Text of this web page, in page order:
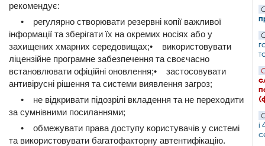
рекомендує:
• регулярно створювати резервні копії важливої
інформації та зберігати їх на окремих носіях або у
захищених хмарних середовищах;• використовувати
ліцензійне програмне забезпечення та своєчасно
встановлювати офіційні оновлення;• застосовувати
антивірусні рішення та системи виявлення загроз;
• не відкривати підозрілі вкладення та не переходити
за сумнівними посиланнями;
• обмежувати права доступу користувачів у системі
та використовувати багатофакторну автентифікацію.
і